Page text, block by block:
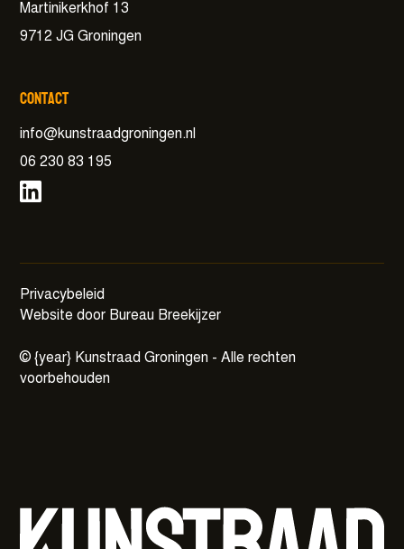
Martinikerkhof 13
9712 JG Groningen
Contact
info@kunstraadgroningen.nl
06 230 83 195
©{year} Kunstraad Groningen - Alle rechten
voorbehouden
Privacybeleid
Website door Bureau Breekijzer